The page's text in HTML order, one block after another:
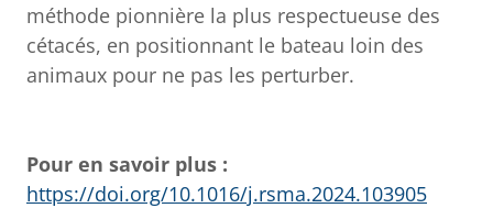
méthode pionnière la plus respectueuse des
cétacés, en positionnant le bateau loin des
animaux pour ne pas les perturber.
Pour en savoir plus :
https://doi.org/10.1016/j.rsma.2024.103905